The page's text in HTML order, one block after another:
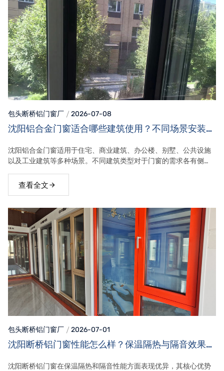
包头断桥铝门窗厂 2026-07-08
沈阳铝合金门窗适合哪些建筑使用？不同场景安装需
沈阳铝合金门窗适用于住宅、商业建筑、办公楼、别墅、公共设施
以及工业建筑等多种场景。不同建筑类型对于门窗的需求各有侧
强调安全和长期使用性能。
查看全文
包头断桥铝门窗厂 2026-07-01
沈阳断桥铝门窗性能怎么样？保温隔热与隔音效果详
沈阳断桥铝门窗在保温隔热和隔音性能方面表现优异，其核心优势